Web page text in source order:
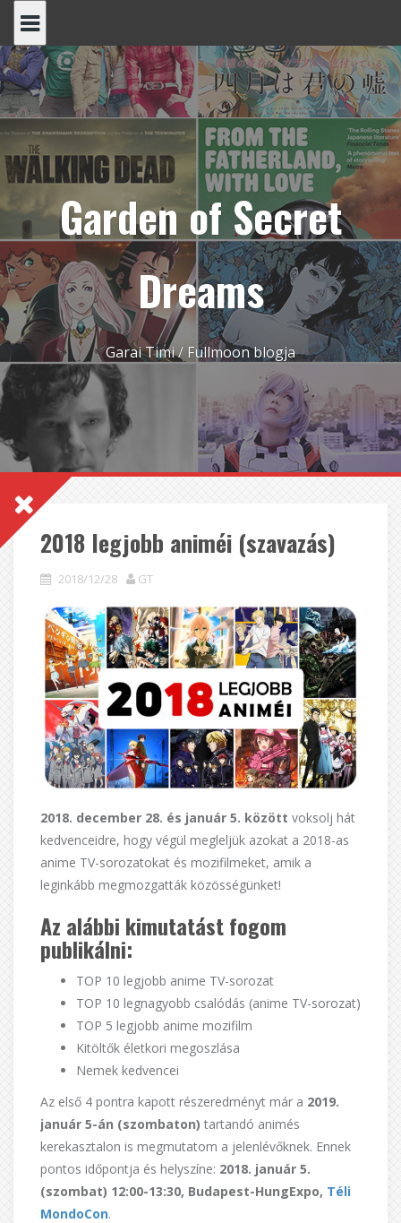
content
Garden of Secret
Dreams
Garai Timi / Fullmoon blogja
2018 legjobb animéi (szavazás)
2018/12/28 GT
2018. december 28. és január 5. között voksolj hát
kedvenceidre, hogy végül megleljük azokat a 2018-as
anime TV-sorozatokat és mozifilmeket, amik a
leginkább megmozgatták közösségünket!
Az alábbi kimutatást fogom
publikálni:
TOP 10 legjobb anime TV-sorozat
TOP 10 legnagyobb csalódás (anime TV-sorozat)
TOP 5 legjobb anime mozifilm
Kitöltők életkori megoszlása
Nemek kedvencei
Az első 4 pontra kapott részeredményt már a 2019.
január 5-án (szombaton) tartandó animés
kerekasztalon is megmutatom a jelenlévőknek. Ennek
pontos időpontja és helyszíne: 2018. január 5.
(szombat) 12:00-13:30, Budapest-HungExpo, Téli
MondoCon.